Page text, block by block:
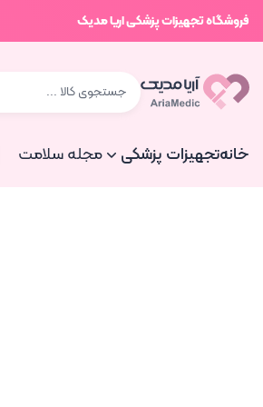
فروشگاه تجهیزات پزشکی اریا مدیک
خانهتجهیزات پزشکی مجله سلامت